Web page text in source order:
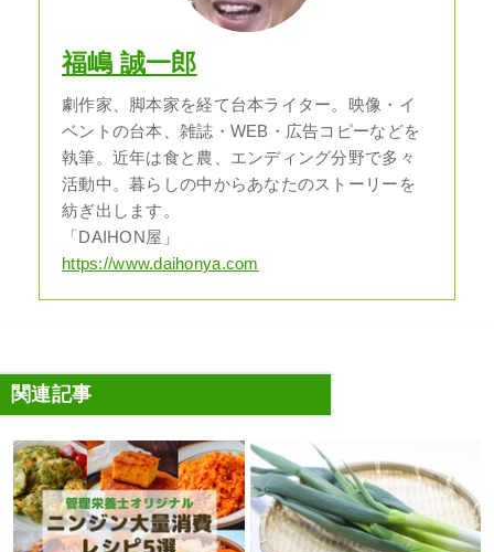
福嶋 誠一郎
劇作家、脚本家を経て台本ライター。映像・イ
ベントの台本、雑誌・WEB・広告コピーなどを
執筆。近年は食と農、エンディング分野で多々
活動中。暮らしの中からあなたのストーリーを
紡ぎ出します。
「DAIHON屋」
https://www.daihonya.com
関連記事